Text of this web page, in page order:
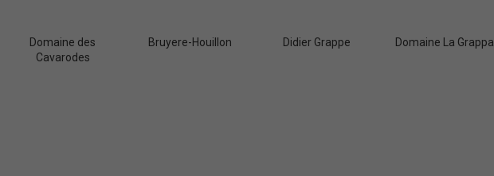
Domaine des
Cavarodes
Bruyere-Houillon Didier Grappe Domaine La Grappa